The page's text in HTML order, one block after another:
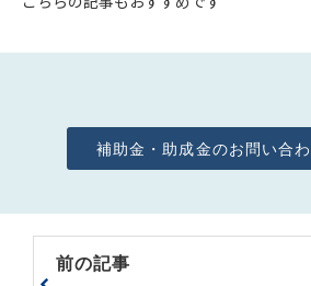
補助金・助成金のお問い合
前の記事